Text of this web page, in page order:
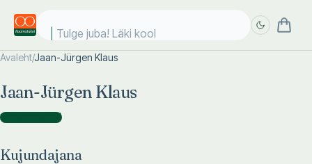
Tulge juba! Läki kooli
Avaleht/Jaan-Jürgen Klaus
Jaan-Jürgen Klaus
Kujundajana )
Kujundajana